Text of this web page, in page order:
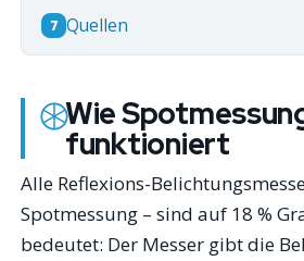
7 Quellen
Wie
funktioniert
Alle Reflexions-
Spotmessung – sind auf 18 %
bedeutet: Der Messer gibt die